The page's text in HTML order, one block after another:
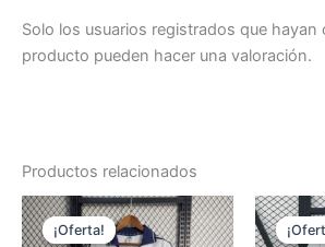
Solo los usuarios registrados que hayan
producto pueden hacer una valoración.
Productos relacionados
¡Oferta!
¡Oferta!